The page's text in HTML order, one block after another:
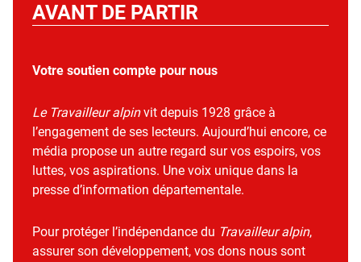
AVANT DE PARTIR
Votre soutien compte pour nous
Le Travailleur alpinvit depuis 1928 grâce à
l’engagement de ses lecteurs. Aujourd’hui encore, ce
média propose un autre regard sur vos espoirs, vos
luttes, vos aspirations. Une voix unique dans la
presse d’information départementale.
Pour protéger l’indépendance du Travailleur alpin,
assurer son développement, vos dons nous sont